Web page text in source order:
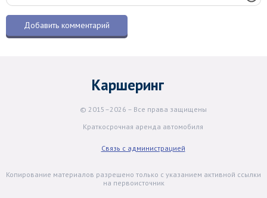
Каршеринг
© 2015–2026 – Все права защищены
Краткосрочная аренда автомобиля
Связь с администрацией
Копирование материалов разрешено только с указанием активной ссылки
на первоисточник